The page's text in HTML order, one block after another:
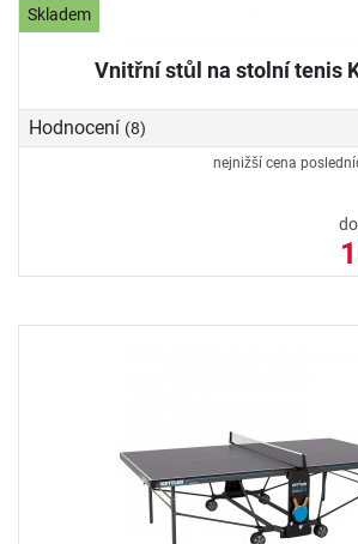
Skladem
Vnitřní stůl na stolní tenis
Hodnocení (8)
nejnižší cena